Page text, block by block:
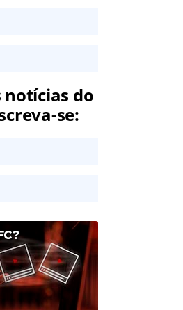
do
se: